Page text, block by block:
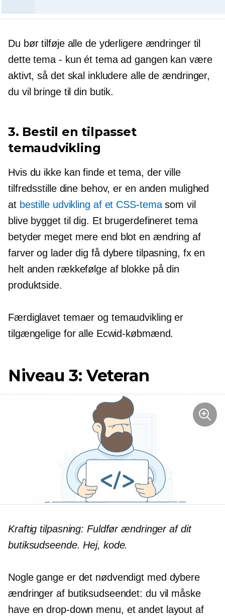
Du bør tilføje alle de yderligere ændringer til
dette tema - kun ét tema ad gangen kan være
aktivt, så det skal inkludere alle de ændringer,
du vil bringe til din butik.
3. Bestil en tilpasset
temaudvikling
Hvis du ikke kan finde et tema, der ville
tilfredsstille dine behov, er en anden mulighed
at bestille udvikling af et CSS-temasom vil
blive bygget til dig. Et brugerdefineret tema
betyder meget mere end blot en ændring af
farver og lader dig få dybere tilpasning, fx en
helt anden rækkefølge af blokke på din
produktside.
Færdiglavettemaer og temaudvikling er
tilgængelige for alle Ecwid-købmænd.
Niveau 3: Veteran
Kraftig tilpasning: Fuldfør ændringer af dit
butiksudseende. Hej, kode.
Nogle gange er det nødvendigt med dybere
ændringer af butiksudseendet: du vil måske
have endrop-down menu, et andet layout af